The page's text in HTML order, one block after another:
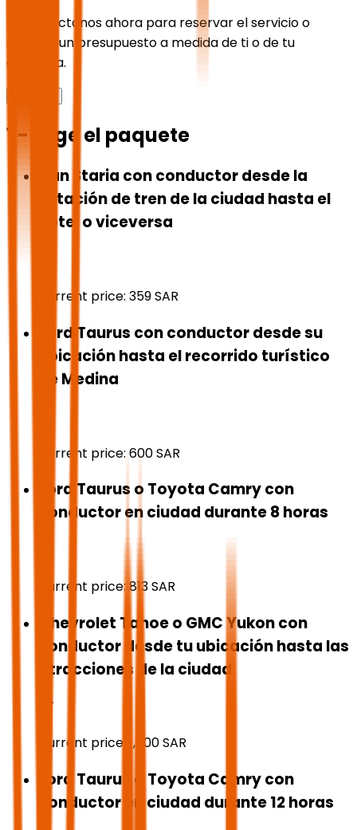
📞Contáctanos ahora para reservar el servicio o
solicitar un presupuesto a medida de ti o de tu
empresa.
1 - Elige el paquete
Van Staria con conductor desde la
estación de tren de la ciudad hasta el
hotel o viceversa
Current price: 359SAR
Ford Taurus con conductor desde su
ubicación hasta el recorrido turístico
de Medina
Current price: 600SAR
Ford Taurus o Toyota Camry con
conductor en ciudad durante 8 horas
Current price:813SAR
Chevrolet Tahoe o GMC Yukon con
conductor desde tu ubicación hasta las
atracciones de la ciudad
Current price: 1,000SAR
Ford Taurus o Toyota Camry con
conductor en ciudad durante 12 horas